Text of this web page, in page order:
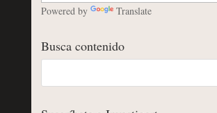
Powered by Translate
Busca contenido